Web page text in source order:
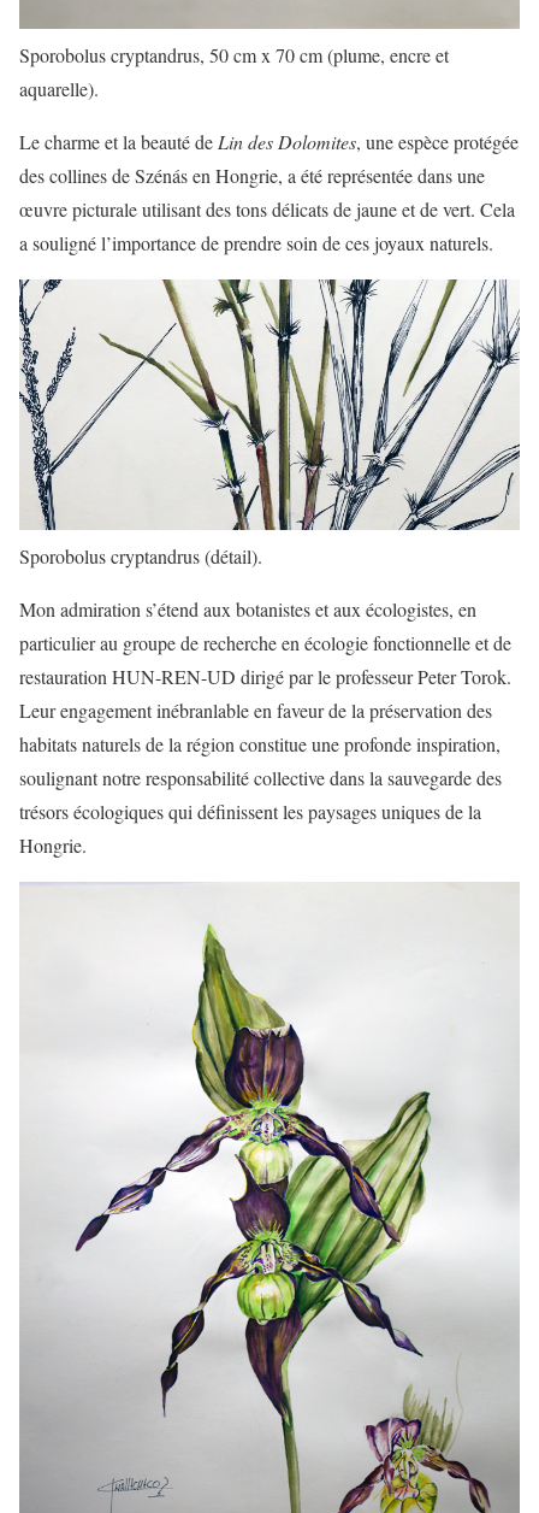
Sporobolus cryptandrus, 50 cm x 70 cm (plume, encre et
aquarelle).
Le charme et la beauté de Lin des Dolomites, une espèce protégée
des collines de Szénás en Hongrie, a été représentée dans une
œuvre picturale utilisant des tons délicats de jaune et de vert. Cela
a souligné l’importance de prendre soin de ces joyaux naturels.
Sporobolus cryptandrus (détail).
Mon admiration s’étend aux botanistes et aux écologistes, en
particulier au groupe de recherche en écologie fonctionnelle et de
restauration HUN-REN-UD dirigé par le professeur Peter Torok.
Leur engagement inébranlable en faveur de la préservation des
habitats naturels de la région constitue une profonde inspiration,
soulignant notre responsabilité collective dans la sauvegarde des
trésors écologiques qui définissent les paysages uniques de la
Hongrie.